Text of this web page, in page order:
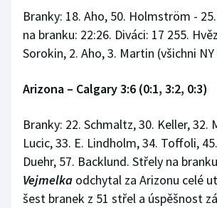
Branky: 18. Aho, 50. Holmström -
na branku: 22:26. Diváci: 17 255.
Sorokin, 2. Aho, 3. Martin (všichni
Arizona – Calgary 3:6 (0:1, 3:2, 0:3)
Branky: 22. Schmaltz, 30. Keller, 32.
Lucic, 33. E. Lindholm, 34. Toffoli,
Duehr, 57. Backlund. Střely na
Vejmelka odchytal za Arizonu celé
šest branek z 51 střel a úspěšnost